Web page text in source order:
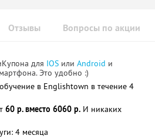
Отзывы Вопросы по акции
для IOS или Android и
Это удобно :)
в Englishtown в течение 4
60 р. вместо 6060 р. И никаких
4 месяца